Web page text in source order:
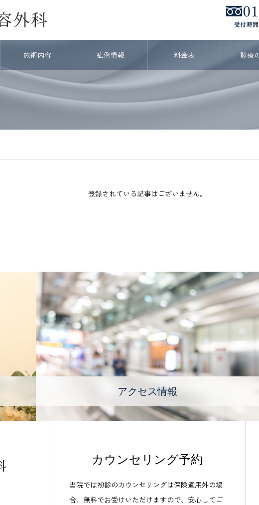
施術内容 症例情報 料金表 診療
登録されている記事はございません。
アクセス情報
カウンセリング予約
当院では初診のカウンセリングは保険適用外の場
合、無料でお受けいただけますので、安心してご